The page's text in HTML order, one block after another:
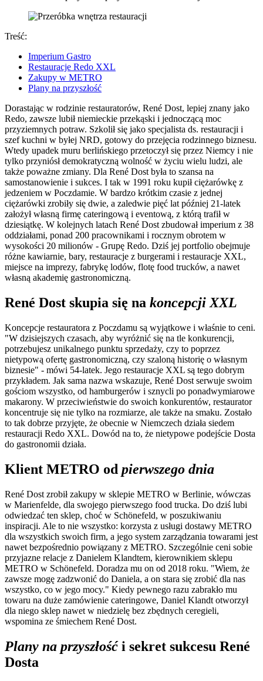
Treść:
Imperium Gastro
Restauracje Redo XXL
Zakupy w METRO
Plany na przyszłość
Dorastając w rodzinie restauratorów, René Dost, lepiej znany jako
Redo, zawsze lubił niemieckie przekąski i jednoczącą moc
przyziemnych potraw. Szkolił się jako specjalista ds. restauracji i
szef kuchni w byłej NRD, gotowy do przejęcia rodzinnego biznesu.
Wtedy upadek muru berlińskiego przetoczył się przez Niemcy i nie
tylko przyniósł demokratyczną wolność w życiu wielu ludzi, ale
także poważne zmiany. Dla René Dost była to szansa na
samostanowienie i sukces. I tak w 1991 roku kupił ciężarówkę z
jedzeniem w Poczdamie. W bardzo krótkim czasie z jednej
ciężarówki zrobiły się dwie, a zaledwie pięć lat później 21-latek
założył własną firmę cateringową i eventową, z którą trafił w
dziesiątkę. W kolejnych latach René Dost zbudował imperium z 38
oddziałami, ponad 200 pracownikami i rocznym obrotem w
wysokości 20 milionów - Grupę Redo. Dziś jej portfolio obejmuje
różne kawiarnie, bary, restauracje z burgerami i restauracje XXL,
miejsce na imprezy, fabrykę lodów, flotę food trucków, a nawet
własną akademię gastronomiczną.
René Dost skupia się na koncepcji XXL
Koncepcje restauratora z Poczdamu są wyjątkowe i właśnie to ceni.
"W dzisiejszych czasach, aby wyróżnić się na tle konkurencji,
potrzebujesz unikalnego punktu sprzedaży, czy to poprzez
nietypową ofertę gastronomiczną, czy szaloną historię o własnym
biznesie" - mówi 54-latek. Jego restauracje XXL są tego dobrym
przykładem. Jak sama nazwa wskazuje, René Dost serwuje swoim
gościom wszystko, od hamburgerów i sznycli po ponadwymiarowe
makarony. W przeciwieństwie do swoich konkurentów, restaurator
koncentruje się nie tylko na rozmiarze, ale także na smaku. Zostało
to tak dobrze przyjęte, że obecnie w Niemczech działa siedem
restauracji Redo XXL. Dowód na to, że nietypowe podejście Dosta
do gastronomii działa.
Klient METRO od pierwszego dnia
René Dost zrobił zakupy w sklepie METRO w Berlinie, wówczas
w Marienfelde, dla swojego pierwszego food trucka. Do dziś lubi
odwiedzać ten sklep, choć w Schönefeld, w poszukiwaniu
inspiracji. Ale to nie wszystko: korzysta z usługi dostawy METRO
dla wszystkich swoich firm, a jego system zarządzania towarami jest
nawet bezpośrednio powiązany z METRO. Szczególnie ceni sobie
przyjazne relacje z Danielem Klandtem, kierownikiem sklepu
METRO w Schönefeld. Doradza mu on od 2018 roku. "Wiem, że
zawsze mogę zadzwonić do Daniela, a on stara się zrobić dla nas
wszystko, co w jego mocy." Kiedy pewnego razu zabrakło mu
towaru na duże zamówienie cateringowe, Daniel Klandt otworzył
dla niego sklep nawet w niedzielę bez zbędnych ceregieli,
wspomina ze śmiechem René Dost.
Plany na przyszłośći sekret sukcesu René
Dosta